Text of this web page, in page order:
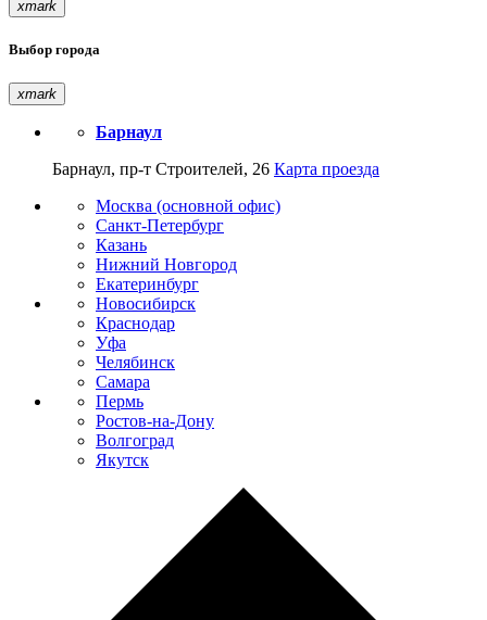
xmark
Выбор города
xmark
Барнаул
Барнаул, пр-т Строителей, 26 Карта проезда
Москва (основной офис)
Санкт-Петербург
Казань
Нижний Новгород
Екатеринбург
Новосибирск
Краснодар
Уфа
Челябинск
Самара
Пермь
Ростов-на-Дону
Волгоград
Якутск